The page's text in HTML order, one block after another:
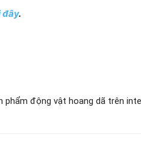
đây.
phẩm động vật hoang dã trên